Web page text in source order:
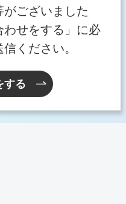
ございました
わせをする」に必
ください。
する